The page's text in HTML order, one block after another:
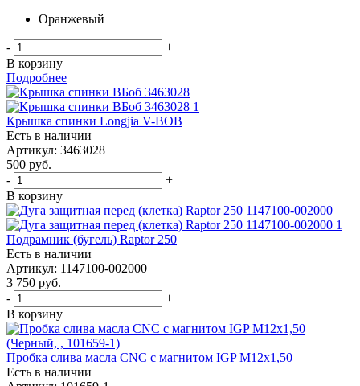
Оранжевый
-
+
В корзину
Подробнее
Крышка спинки Longjia V-BOB
Есть в наличии
Артикул: 3463028
500 руб.
-
+
В корзину
Подрамник (бугель) Raptor 250
Есть в наличии
Артикул: 1147100-002000
3 750 руб.
-
+
В корзину
Пробка слива масла CNC с магнитом IGP М12x1,50
Есть в наличии